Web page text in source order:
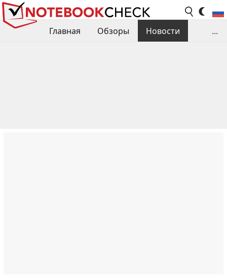
Главная Обзоры
Новости
...